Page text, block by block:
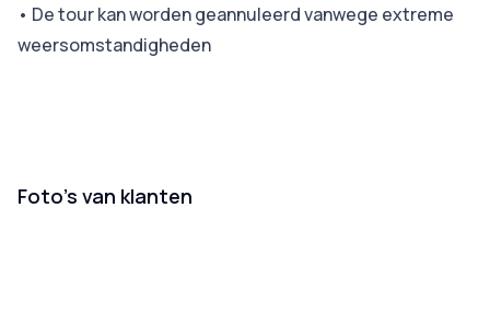
• De tour kan worden geannuleerd vanwege extreme
weersomstandigheden
Foto’s van klanten